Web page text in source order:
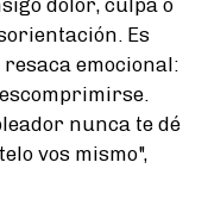
Es
emocional:
nunca te dé
vos mismo",